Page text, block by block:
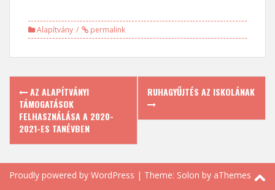
Alapítvány permalink
Post
navigation
AZ ALAPÍTVÁNYI
TÁMOGATÁSOK
FELHASZNÁLÁSA A 2020-
2021-ES TANÉVBEN
RUHAGYŰJTÉS AZ ISKOLÁNAK
Proudly powered by WordPress | Theme: Solon by aThemes